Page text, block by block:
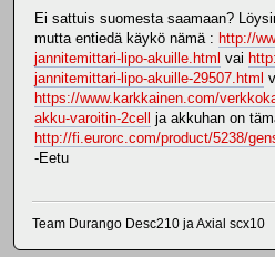
Ei sattuis suomesta saamaan?
mutta entiedä käykö nämä : http://
jannitemittari-lipo-akuille.html vai
jannitemittari-lipo-akuille-29507.html
https://www.karkkainen.com/
akku-varoitin-2cell ja akkuhan on
http://fi.eurorc.com/product/5238/
-Eetu
Team Durango Desc210 ja Axial scx10